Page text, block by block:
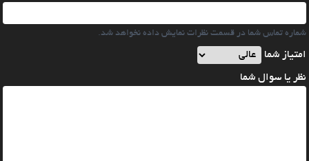
شماره تماس شما در قسمت نظرات نمایش داده نخواهد شد.
امتیاز شما
نظر یا سوال شما